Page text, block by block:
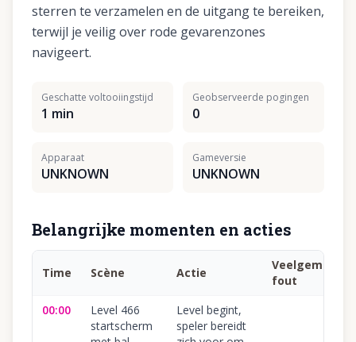
sterren te verzamelen en de uitgang te bereiken,
terwijl je veilig over rode gevarenzones
navigeert.
Geschatte voltooiingstijd
1 min
Geobserveerde pogingen
0
Apparaat
UNKNOWN
Gameversie
UNKNOWN
Belangrijke momenten en acties
Time Scène Actie
Veelgemaakte
fout
00:00
Level 466
startscherm
Level begint,
speler bereidt